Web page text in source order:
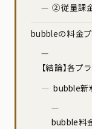
②従量課
bubbleの料金
【結論】各
bubble新
bubble料